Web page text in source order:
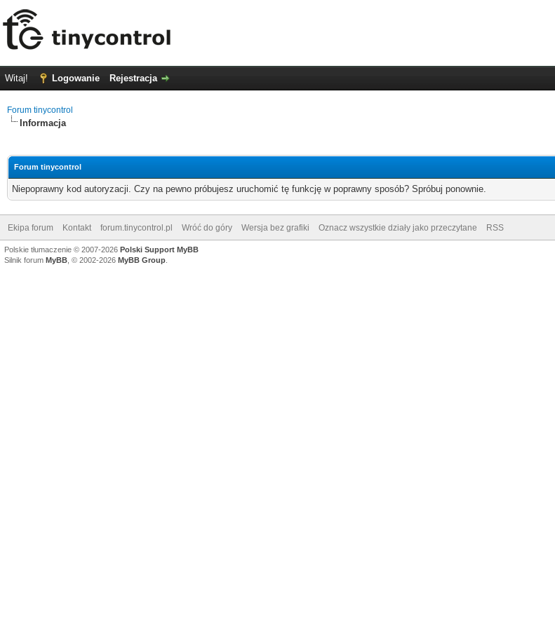
Witaj! Logowanie Rejestracja
Forum tinycontrol
Informacja
Forum tinycontrol
Niepoprawny kod autoryzacji. Czy na pewno próbujesz uruchomić tę funkcję w poprawny sposób? Spróbuj ponownie.
Ekipa forum Kontakt forum.tinycontrol.pl Wróć do góry Wersja bez grafiki Oznacz wszystkie działy jako przeczytane RSS
Polskie tłumaczenie © 2007-2026 Polski Support MyBB
Silnik forum MyBB , © 2002-2026 MyBB Group